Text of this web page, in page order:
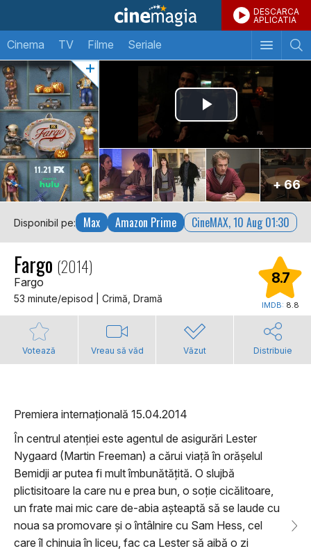
DESCARCA
APLICATIA
Cinema TV Filme Seriale
+ 66
Disponibil pe: Max Amazon Prime CineMAX, 10 Aug 01:30
Fargo (2014)
Fargo
53 minute/episod | Crimă, Dramă
8.7
IMDB: 8.8
Votează Vreau să văd Văzut Distribuie
Premiera internațională 15.04.2014
În centrul atenției este agentul de asigurări Lester
Nygaard (Martin Freeman) a cărui viață în orășelul
Bemidji ar putea fi mult îmbunătățită. O slujbă
plictisitoare la care nu e prea bun, o soție cicălitoare,
un frate mai mic care de-abia așteaptă să se laude cu
noua sa promovare și o întâlnire cu Sam Hess, cel
care îl chinuia în liceu, fac ca Lester să aibă o zi